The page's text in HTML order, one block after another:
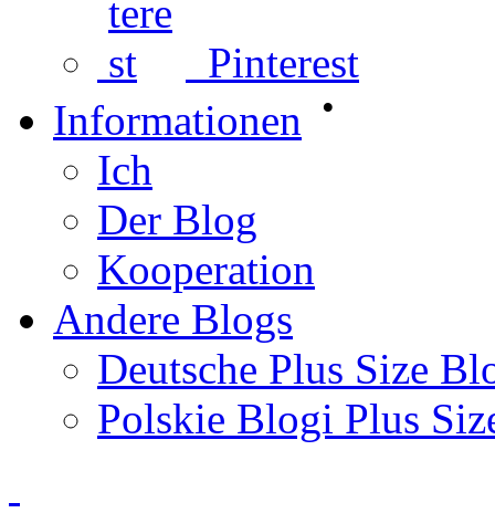
Pinterest
Informationen •
Ich
Der Blog
Kooperation
Andere Blogs
Deutsche Plus Size
Polskie Blogi Plus